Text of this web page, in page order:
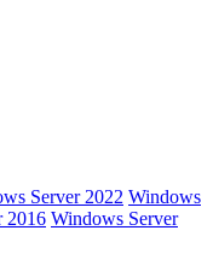
Server 2022 Windows
2016 Windows Server